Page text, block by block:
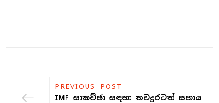
PREVIOUS POST
IMF සාකච්ඡා සඳහා තවදුරටත් සහාය